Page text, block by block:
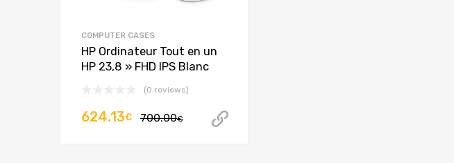
COMPUTER CASES
HP Ordinateur Tout en un
HP 23,8 » FHD IPS Blanc
(0 reviews)
700.00€Le
624.13€
Le